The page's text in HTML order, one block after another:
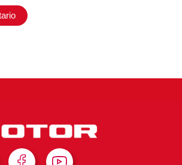
F
Y